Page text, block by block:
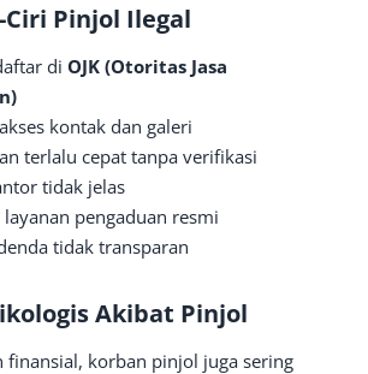
Pinjol Ilegal
di OJK (Otoritas Jasa
kontak dan galeri
terlalu cepat tanpa verifikasi
tidak jelas
layanan pengaduan resmi
tidak transparan
Akibat Pinjol
finansial, korban pinjol juga sering